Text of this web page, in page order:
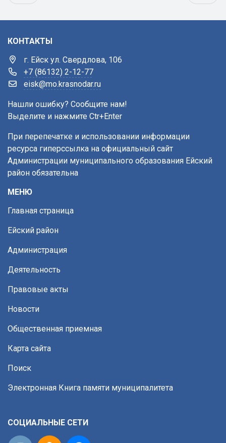
КОНТАКТЫ
г. Ейск ул. Свердлова, 106
+7 (86132) 2-12-77
eisk@mo.krasnodar.ru
Нашли ошибку? Сообщите нам!
Выделите и нажмите Ctr+Enter
При перепечатке и использовании информации
ресурса гиперссылка на официальный сайт
Администрации муниципального образования Ейский
район обязательна
МЕНЮ
Главная страница
Ейский район
Администрация
Деятельность
Правовые акты
Новости
Общественная приемная
Карта сайта
Поиск
Электронная Книга памяти муниципалитета
СОЦИАЛЬНЫЕ СЕТИ